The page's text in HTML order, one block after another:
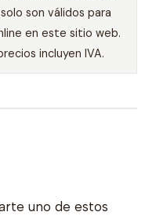
son válidos para
en este sitio web.
incluyen IVA.
uno de estos